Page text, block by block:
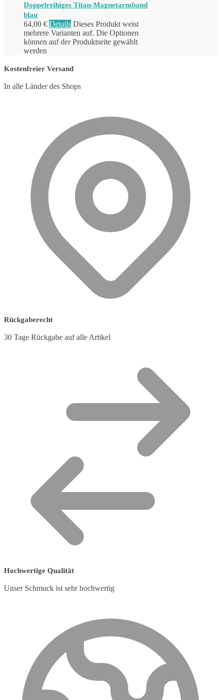
Doppelreihiges Titan-Magnetarmband
blau
64,00 € Details Dieses Produkt weist
mehrere Varianten auf. Die Optionen
können auf der Produktseite gewählt
werden
Kostenfreier Versand
In alle Länder des Shops
Rückgaberecht
30 Tage Rückgabe auf alle Artikel
Hochwertige Qualität
Unser Schmuck ist sehr hochwertig